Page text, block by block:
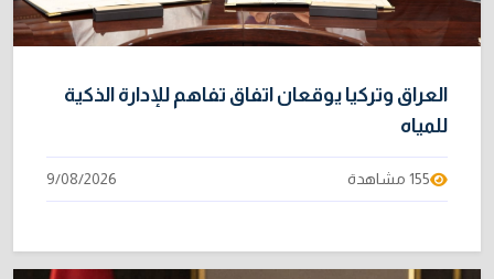
العراق وتركيا يوقعان اتفاق تفاهم للإدارة الذكية
للمياه
155 مشاهدة 9/08/2026